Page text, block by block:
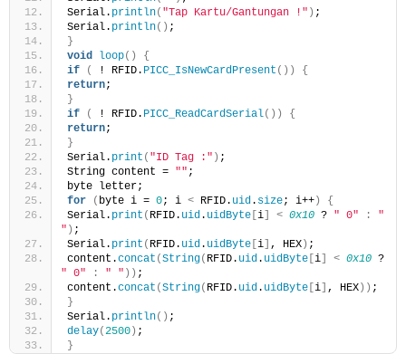
Serial. println( "Tap Kartu/Gantungan !" ) ;
Serial. println() ;
}
void
loop()
{
if
( ! RFID. PICC_IsNewCardPresent ())
{
return;
}
if
( ! RFID. PICC_ReadCardSerial())
{
return;
}
Serial. print ( "ID Tag :" ) ;
String content = "" ;
byte letter;
for
( byte i = 0; i < RFID. uid. size; i++ )
{
Serial. print ( RFID. uid. uidByte i < 0x10 ? " 0" :
"
" ) ;
Serial. print ( RFID. uid. uidByte i , HEX ) ;
content.concat (String( RFID. uid. uidByte i < 0x10
" 0"
: " " )) ;
content.concat (String( RFID. uid. uidByte i , HEX )) ;
}
Serial. println() ;
delay(2500 ) ;
}